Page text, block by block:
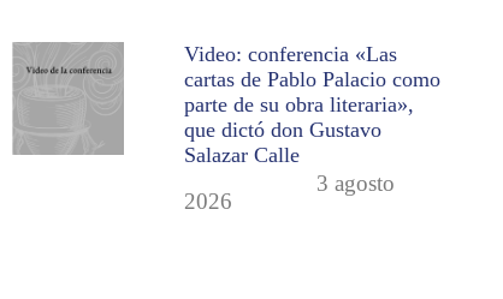
Video: conferencia «Las
cartas de Pablo Palacio como
parte de su obra literaria»,
que dictó don Gustavo
Salazar Calle
3 agosto
2026